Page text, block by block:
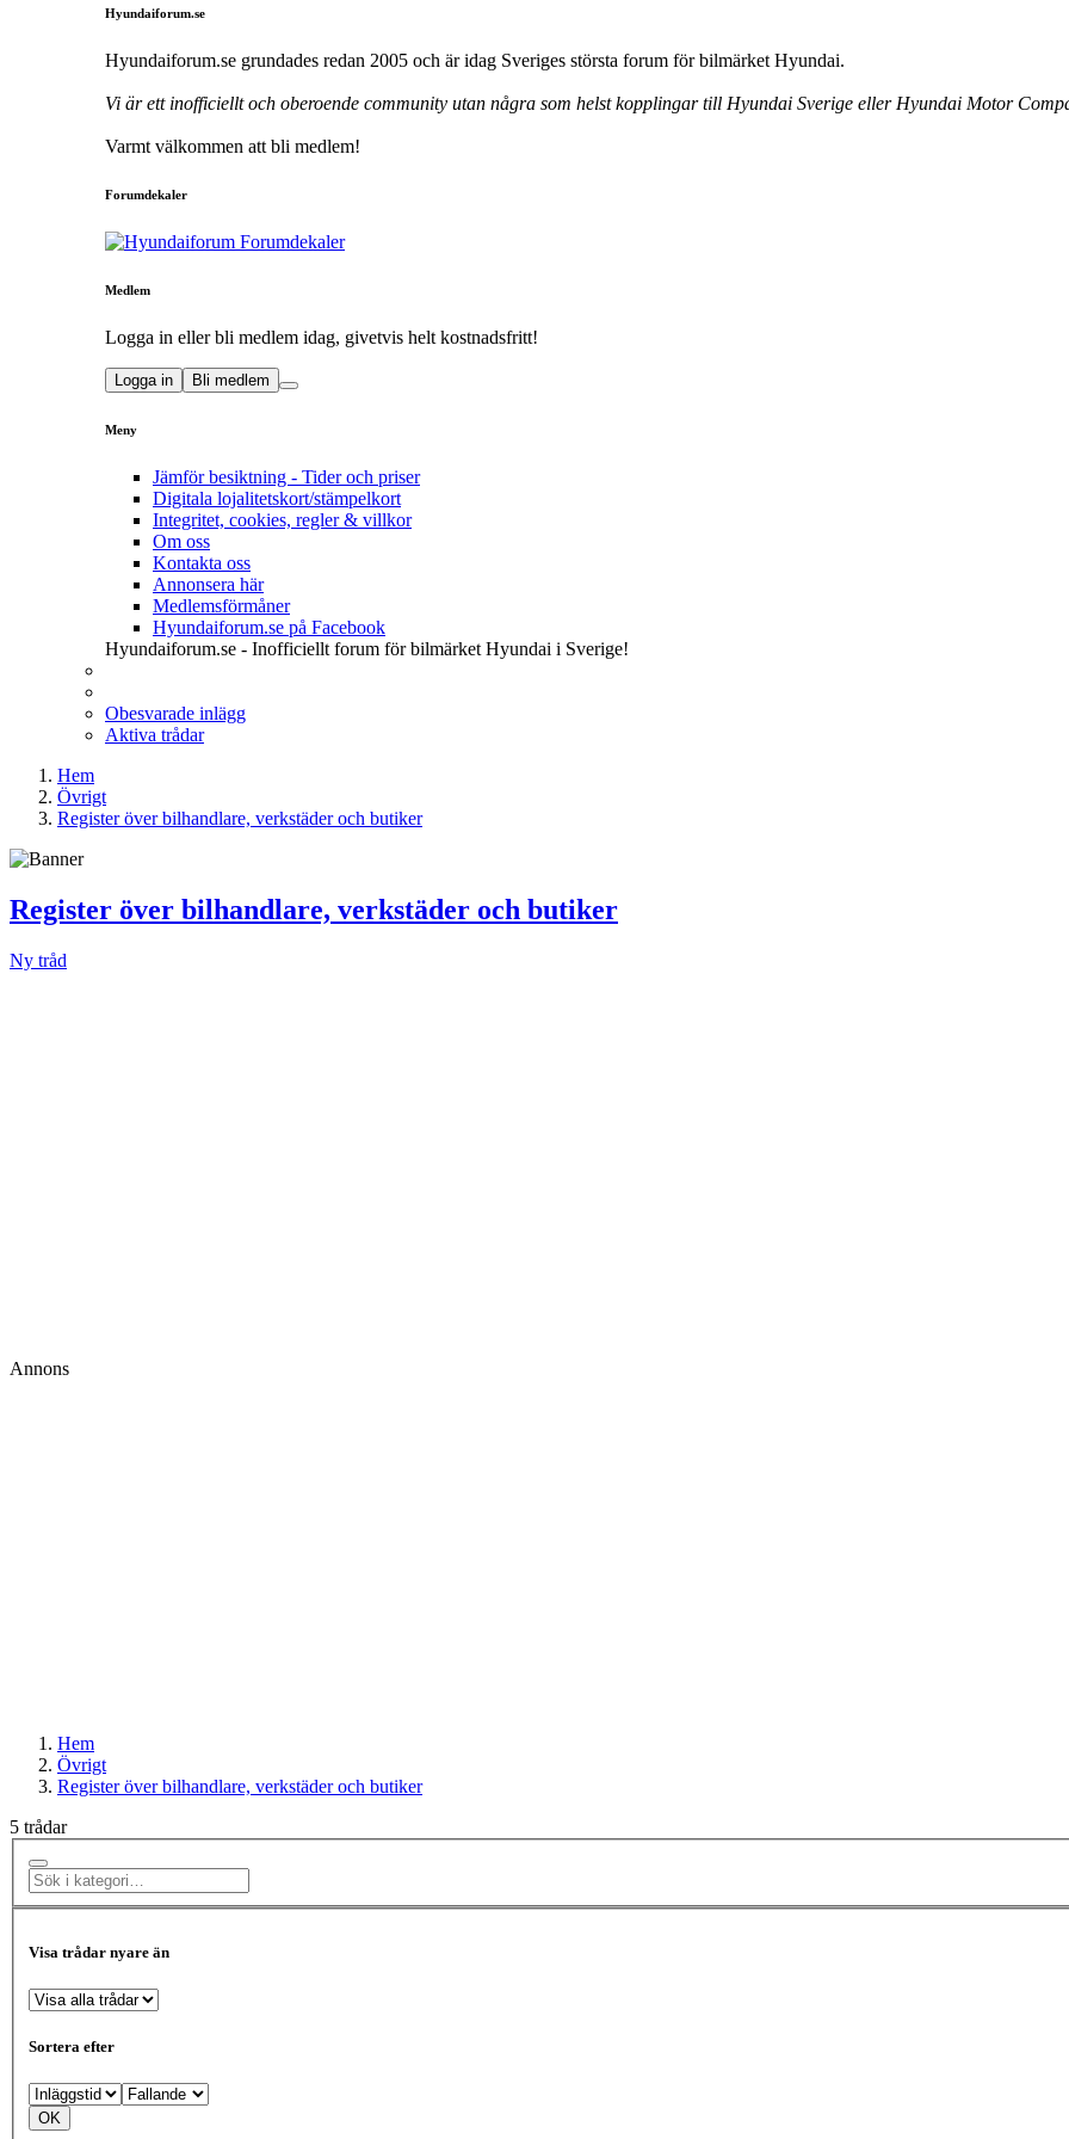
Hyundaiforum.se
Hyundaiforum.se grundades redan 2005 och är idag Sveriges största forum för bilmärket Hyundai.
Vi är ett inofficiellt och oberoende community utan några som helst kopplingar till Hyundai Sverige eller Hyundai Motor
Varmt välkommen att bli medlem!
Forumdekaler
Medlem
Logga in eller bli medlem idag, givetvis helt kostnadsfritt!
Logga in Bli medlem
Meny
Jämför besiktning - Tider och priser
Digitala lojalitetskort/stämpelkort
Integritet, cookies, regler & villkor
Om oss
Kontakta oss
Annonsera här
Medlemsförmåner
Hyundaiforum.se på Facebook
Hyundaiforum.se - Inofficiellt forum för bilmärket Hyundai i Sverige!
Obesvarade inlägg
Aktiva trådar
Hem
Övrigt
Register över bilhandlare, verkstäder och butiker
Register över bilhandlare, verkstäder och butiker
Ny tråd
Annons
Hem
Övrigt
Register över bilhandlare, verkstäder och butiker
5 trådar
Visa trådar nyare än
Sortera efter